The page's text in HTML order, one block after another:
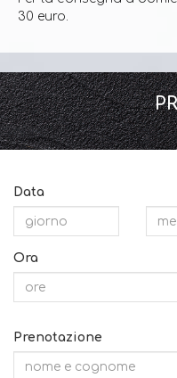
30 euro.
Data
Ora
Prenotazione